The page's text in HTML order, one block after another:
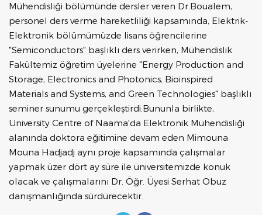
Mühendisliği bölümünde dersler veren Dr.Boualem,
personel ders verme hareketliliği kapsamında, Elektrik-
Elektronik bölümümüzde lisans öğrencilerine
"Semiconductors" başlıklı ders verirken, Mühendislik
Fakültemiz öğretim üyelerine "Energy Production and
Storage, Electronics and Photonics, Bioinspired
Materials and Systems, and Green Technologies" başlıklı
seminer sunumu gerçekleştirdi.Bununla birlikte,
University Centre of Naama'da Elektronik Mühendisliği
alanında doktora eğitimine devam eden Mimouna
Mouna Hadjadj aynı proje kapsamında çalışmalar
yapmak üzer dört ay süre ile üniversitemizde konuk
olacak ve çalışmalarını Dr. Öğr. Üyesi Serhat Obuz
danışmanlığında sürdürecektir.